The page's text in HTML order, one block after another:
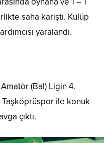
saha karıştı. Kulüp
yaralandı.
(Bal) Ligin 4.
Taşköprüspor ile konuk
çıktı.